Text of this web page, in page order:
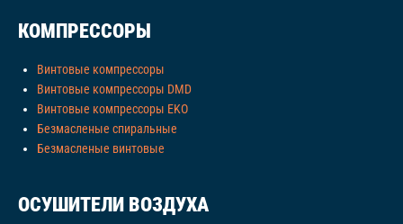
КОМПРЕССОРЫ
Винтовые компрессоры
Винтовые компрессоры DMD
Винтовые компрессоры EKO
Безмасленые спиральные
Безмасленые винтовые
ОСУШИТЕЛИ ВОЗДУХА